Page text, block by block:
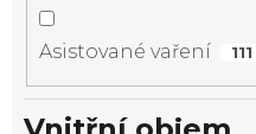
Asistované vaření 111